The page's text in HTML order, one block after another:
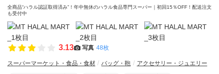
全商品“ハラル認証取得済み”！年中無休のハラル食品専門スーパー｜初回15％OFF！配送注文
も受付中
3.13 写真 48枚
スーパーマーケット・食品・食材 バッグ・鞄 アクセサリー・ジュエリー